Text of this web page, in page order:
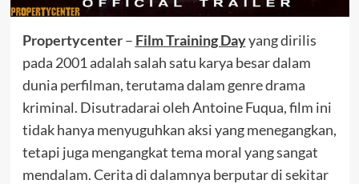
Propertycenter– Film Training Dayyang dirilis
pada 2001 adalah salah satu karya besar dalam
dunia perfilman, terutama dalam genre drama
kriminal. Disutradarai oleh Antoine Fuqua, film ini
tidak hanya menyuguhkan aksi yang menegangkan,
tetapi juga mengangkat tema moral yang sangat
mendalam. Cerita di dalamnya berputar di sekitar